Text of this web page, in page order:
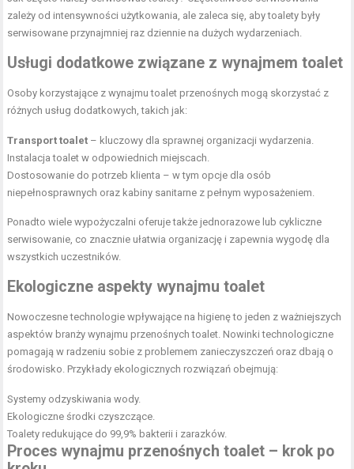
zależy od intensywności użytkowania, ale zaleca się, aby toalety były
serwisowane przynajmniej raz dziennie na dużych wydarzeniach.
Usługi dodatkowe związane z wynajmem toalet
Osoby korzystające z wynajmu toalet przenośnych mogą skorzystać z
różnych usług dodatkowych, takich jak:
Transport toalet – kluczowy dla sprawnej organizacji wydarzenia.
Instalacja toalet w odpowiednich miejscach.
Dostosowanie do potrzeb klienta – w tym opcje dla osób
niepełnosprawnych oraz kabiny sanitarne z pełnym wyposażeniem.
Ponadto wiele wypożyczalni oferuje także jednorazowe lub cykliczne
serwisowanie, co znacznie ułatwia organizację i zapewnia wygodę dla
wszystkich uczestników.
Ekologiczne aspekty wynajmu toalet
Nowoczesne technologie wpływające na higienę to jeden z ważniejszych
aspektów branży wynajmu przenośnych toalet. Nowinki technologiczne
pomagają w radzeniu sobie z problemem zanieczyszczeń oraz dbają o
środowisko. Przykłady ekologicznych rozwiązań obejmują:
Systemy odzyskiwania wody.
Ekologiczne środki czyszczące.
Toalety redukujące do 99,9% bakterii i zarazków.
Proces wynajmu przenośnych toalet – krok po